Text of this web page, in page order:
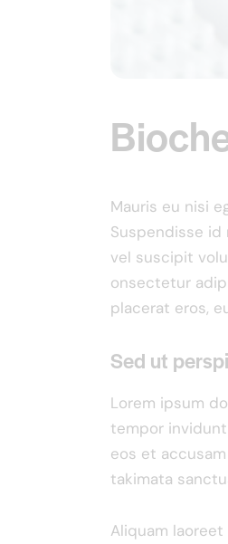
Mauris eu nisi
Suspendisse
vel suscipit
onsectetur
placerat eros,
Sed ut
Lorem ipsum
tempor
eos et
takimata
Aliquam